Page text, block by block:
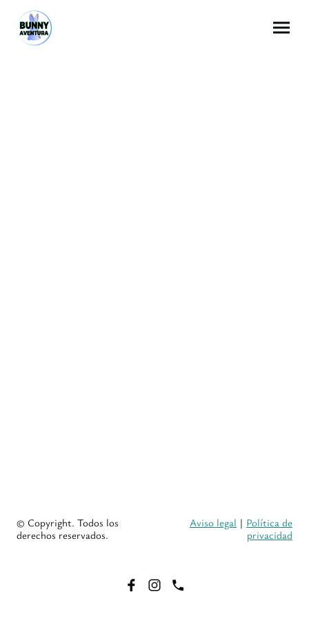
© Copyright. Todos los
derechos reservados.
Aviso legal | Política de
privacidad